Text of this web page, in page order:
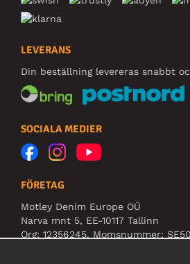
LEVERANS
Din beställning levereras snabbt
SOCIALA MEDIER
FÖRETAG
Motley Denim Europe OÜ
Narva mnt 5, EE-10117 Tallinn
Org: 12356245, Momsnummer: